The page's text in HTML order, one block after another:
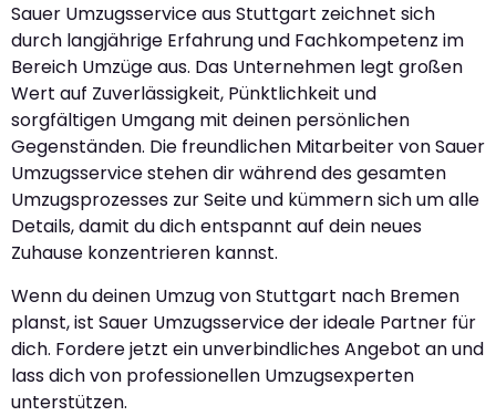
Sauer Umzugsservice aus Stuttgart zeichnet sich
durch langjährige Erfahrung und Fachkompetenz im
Bereich Umzüge aus. Das Unternehmen legt großen
Wert auf Zuverlässigkeit, Pünktlichkeit und
sorgfältigen Umgang mit deinen persönlichen
Gegenständen. Die freundlichen Mitarbeiter von Sauer
Umzugsservice stehen dir während des gesamten
Umzugsprozesses zur Seite und kümmern sich um alle
Details, damit du dich entspannt auf dein neues
Zuhause konzentrieren kannst.
Wenn du deinen Umzug von Stuttgart nach Bremen
planst, ist Sauer Umzugsservice der ideale Partner für
dich. Fordere jetzt ein unverbindliches Angebot an und
lass dich von professionellen Umzugsexperten
unterstützen.